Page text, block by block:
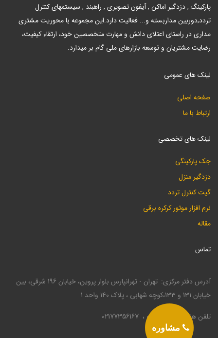
پارکینگ , دزدگیر اماکن , آیفون تصویری , راهبند , سیستمهای کنترل
تردد,دوربین مداربسته و... فعالیت دارد.این مجموعه با محوریت مشتری
مداری در راستای اعتلای دانش و مهارت متخصصین خود، ارتقاء کیفیت،
رضایت مشتریان و توسعه بازارهای ملی گام بر میدارد.
لینک های عمومی
صفحه اصلی
ارتباط با ما
لینک های تخصصی
جک پارکینگی
دزدگیر منزل
گیت کنترل تردد
نرم افزار موتور کرکره برقی
مقاله
تماس
آدرس دفتر مرکزی
تهران - تهرانپارس بلوار پروین، خیابان 196 شرقی، بین
خیابان 131 و 133،کوچه شهابی ، پلاک 140 واحد 1
تلفن ها
02177330946
02177356167
مشاوره